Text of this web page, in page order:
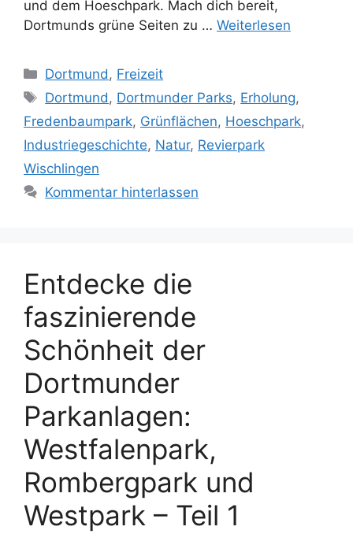
und dem Hoeschpark. Mach dich bereit,
Dortmunds grüne Seiten zu … Weiterlesen
Kategorien
Dortmund , Freizeit
Schlagwörter
Dortmund , Dortmunder Parks, Erholung,
Fredenbaumpark, Grünflächen, Hoeschpark,
Industriegeschichte, Natur, Revierpark
Wischlingen
Kommentar hinterlassen
Entdecke die
faszinierende
Schönheit der
Dortmunder
Parkanlagen:
Westfalenpark,
Rombergpark und
Westpark – Teil 1